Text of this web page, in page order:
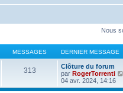
Nous
MESSAGES DERNIER MESSAGE
313
Clôture du forum
par RogerTorrenti
04 avr. 2024, 14:16